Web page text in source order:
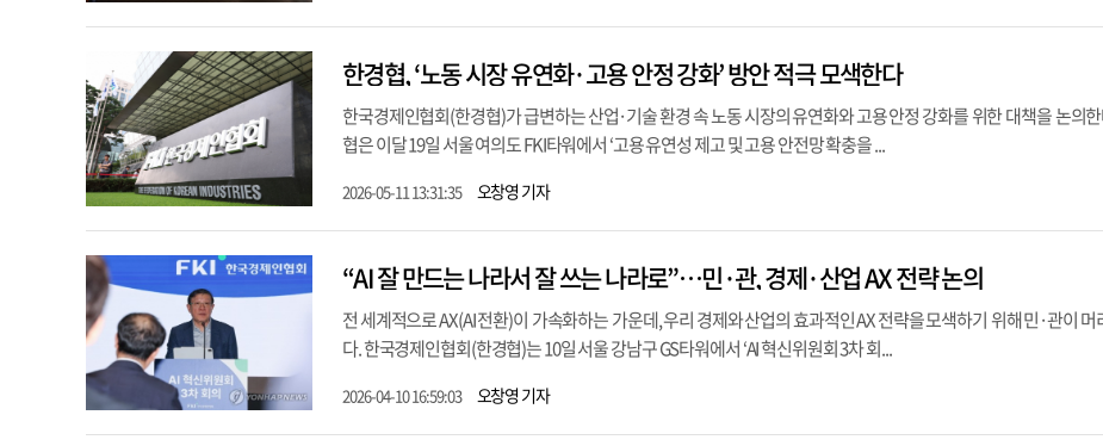
한경협, ‘노동 시장 유연화·고용 안정 강화’ 방안 적극 모색한다
한국경제인협회(한경협)가 급변하는 산업·기술 환경 속 노동 시장의 유연화와 고용 안정 강화를 위한 대책을 논의
협은 이달 19일 서울 여의도 FKI타워에서 ‘고용 유연성 제고 및 고용 안전망 확충을 ...
2026-05-11 13:31:35 오창영 기자
“AI 잘 만드는 나라서 잘 쓰는 나라로”…민·관, 경제·산업 AX 전략 논의
전 세계적으로 AX(AI 전환)이 가속화하는 가운데, 우리 경제와 산업의 효과적인 AX 전략을 모색하기 위해 민·관이 머
다. 한국경제인협회(한경협)는 10일 서울 강남구 GS타워에서 ‘AI 혁신위원회 3차 회...
2026-04-10 16:59:03 오창영 기자